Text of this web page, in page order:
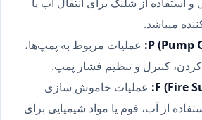
میباشد.
P (Pump عملیات مربوط به پمپ‌ها،
کنترل و تنظیم فشار پمپ.
F (Fire عملیات خاموش سازی
از آب، فوم یا مواد شیمیایی برای